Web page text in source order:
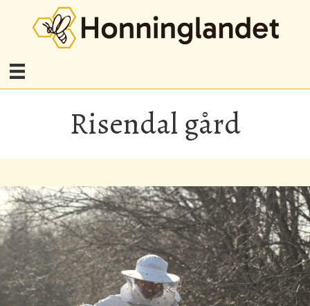
Risendal gård